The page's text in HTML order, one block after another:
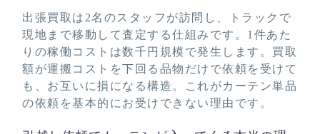
出張買取は2名のスタッフが訪問し、トラックで
現地まで移動して査定する仕組みです。1件あた
りの稼働コストは数千円規模で発生します。買取
額が運搬コストを下回る品物だけで依頼を受けて
も、お互いに損になる構造。これがカーテン単品
の依頼を基本的にお受けできない理由です。